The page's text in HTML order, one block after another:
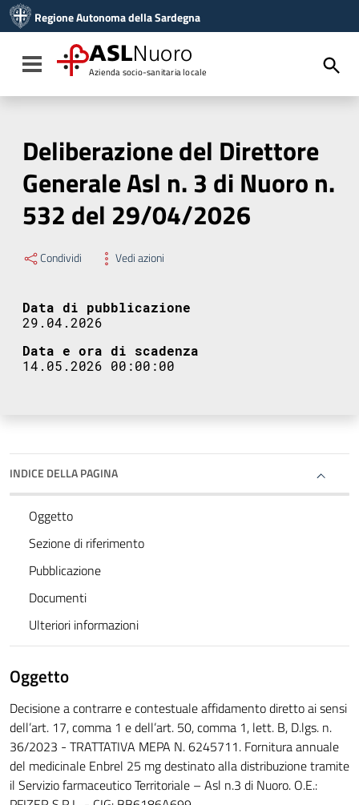
Vai al menu di navigazione
Vai al footer
Regione Autonoma della Sardegna
Toggle navigation
ASLNuoro
Azienda socio-sanitaria locale
Deliberazione del Direttore
Generale Asl n. 3 di Nuoro n.
532 del 29/04/2026
Condividi Vedi azioni
Data di pubblicazione
29.04.2026
Data e ora di scadenza
14.05.2026 00:00:00
INDICE DELLA PAGINA
Oggetto
Sezione di riferimento
Pubblicazione
Documenti
Ulteriori informazioni
Oggetto
Decisione a contrarre e contestuale affidamento diretto ai sensi
dell’art. 17, comma 1 e dell’art. 50, comma 1, lett. B, D.lgs. n.
36/2023 - TRATTATIVA MEPA N. 6245711. Fornitura annuale
del medicinale Enbrel 25 mg destinato alla distribuzione tramite
il Servizio farmaceutico Territoriale – Asl n.3 di Nuoro. O.E.: